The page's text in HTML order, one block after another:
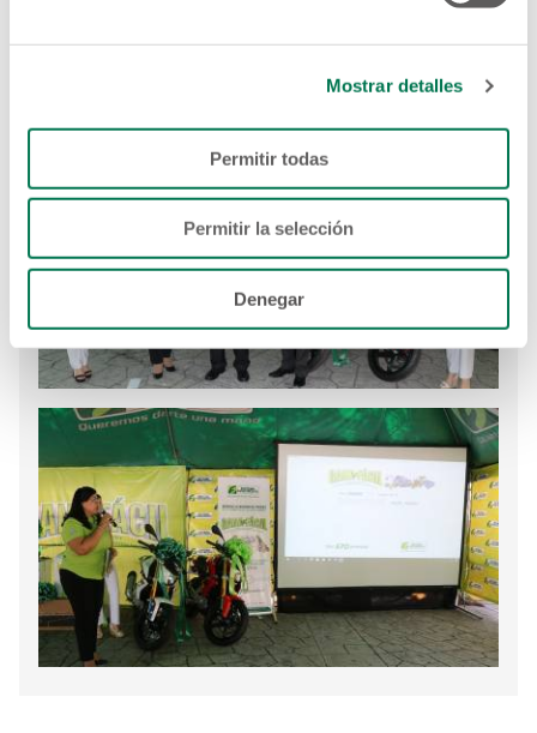
Mostrar detalles
Permitir todas
Permitir la selección
Denegar